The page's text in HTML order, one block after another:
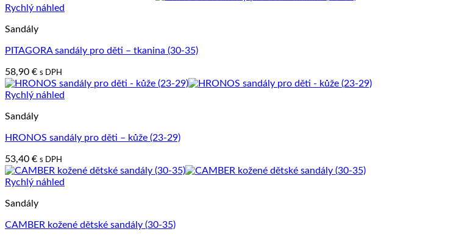
Rychlý náhled
Sandály
PITAGORA sandály pro děti – tkanina (30-35)
58,90 € s DPH
Rychlý náhled
Sandály
HRONOS sandály pro děti – kůže (23-29)
53,40 € s DPH
Rychlý náhled
Sandály
CAMBER kožené dětské sandály (30-35)